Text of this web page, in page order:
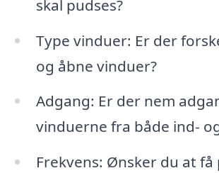
skal pudses?
Type vinduer: Er der
og åbne vinduer?
Adgang: Er der nem
vinduerne fra både ind-
Frekvens: Ønsker du at få